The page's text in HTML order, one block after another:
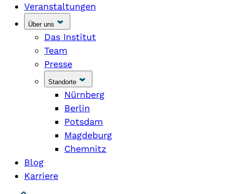
Veranstaltungen
Über uns
Das Institut
Team
Presse
Standorte
Nürnberg
Berlin
Potsdam
Magdeburg
Chemnitz
Blog
Karriere